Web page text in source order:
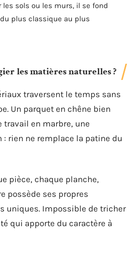
les sols ou les murs, il se fond
plus classique au plus
les matières naturelles ?
traversent le temps sans
Un parquet en chêne bien
travail en marbre, une
: rien ne remplace la patine du
pièce, chaque planche,
possède ses propres
uniques. Impossible de tricher
qui apporte du caractère à